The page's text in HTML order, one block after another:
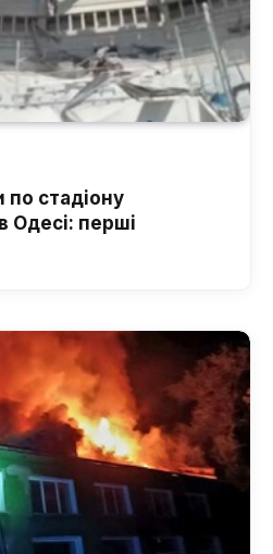
по стадіону
перші